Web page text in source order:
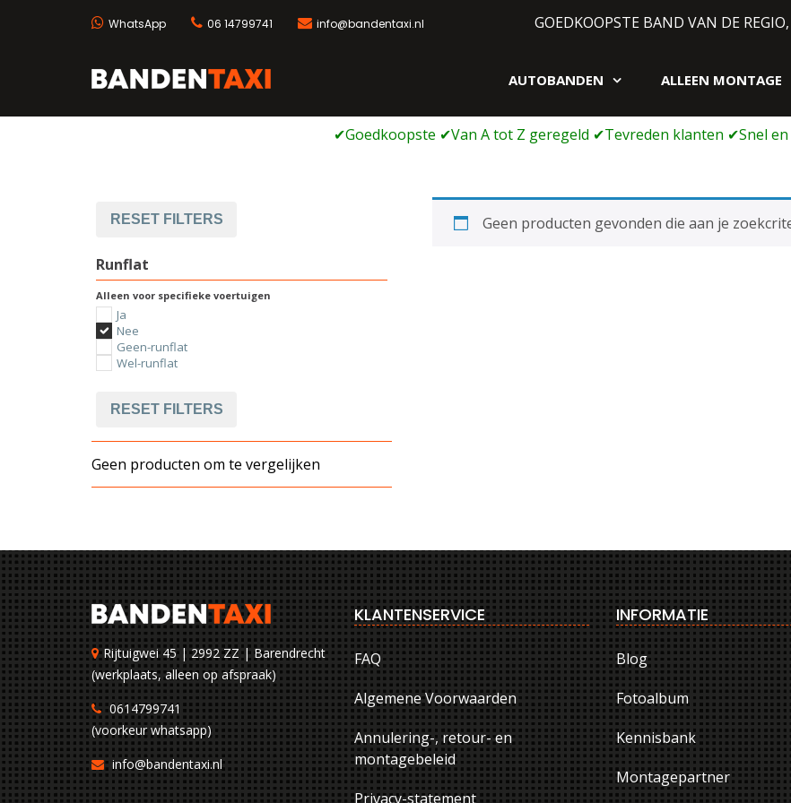
WhatsApp 06 14799741 info@bandentaxi.nl GOEDKOOPSTE BAND VAN DE
AUTOBANDEN ALLEEN MONTAGE
Geen producten gevonden die aan je
RESET FILTERS
Runflat
Alleen voor specifieke voertuigen
Ja
Nee
Geen-runflat
Wel-runflat
RESET FILTERS
Geen producten om te vergelijken
Rijtuigwei 45 | 2992 ZZ | Barendrecht
(werkplaats, alleen op afspraak)
0614799741
(voorkeur whatsapp)
info@bandentaxi.nl
KLANTENSERVICE
FAQ
Algemene Voorwaarden
Annulering-, retour- en
montagebeleid
Privacy-statement
INFORMATIE
Blog
Fotoalbum
Kennisbank
Montagepartner